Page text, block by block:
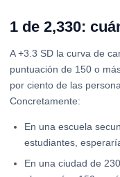
1 de 2,330:
A +3.3 SD la curva de
puntuación de 150 o
por ciento de las
Concretamente:
En una escuela
estudiantes,
En una ciudad de